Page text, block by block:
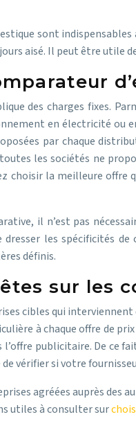
sont
aisé. Il peut être utile
des charges fixes.
en électricité ou
par chaque
les sociétés ne
choisir la meilleure offre
il n’est pas
dresser les spécificités
définis.
sur les
cibles qui
à chaque offre de
publicitaire. De ce
vérifier si votre
agréées auprès des
utiles à consulter sur